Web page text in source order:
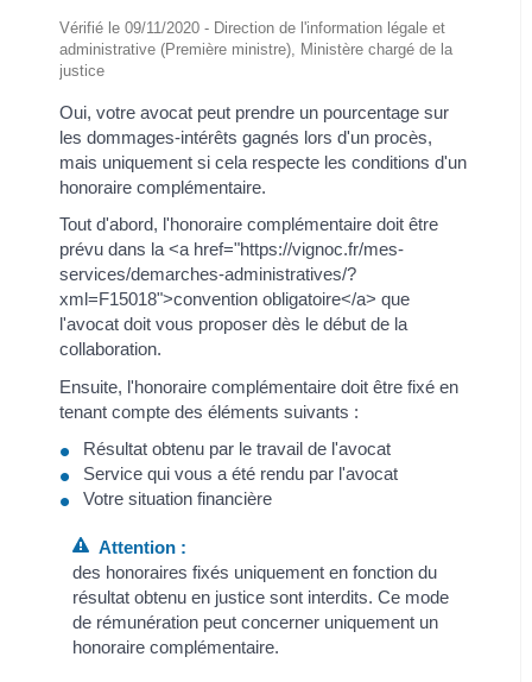
Vérifié le 09/11/2020 - Direction de l'information légale et
administrative (Première ministre), Ministère chargé de la
justice
Oui, votre avocat peut prendre un pourcentage sur
les dommages-intérêts gagnés lors d'un procès,
mais uniquement si cela respecte les conditions d'un
honoraire complémentaire.
Tout d'abord, l'honoraire complémentaire doit être
prévu dans la <a href="https://vignoc.fr/mes-
services/demarches-administratives/?
xml=F15018">convention obligatoire</a> que
l'avocat doit vous proposer dès le début de la
collaboration.
Ensuite, l'honoraire complémentaire doit être fixé en
tenant compte des éléments suivants :
Résultat obtenu par le travail de l'avocat
Service qui vous a été rendu par l'avocat
Votre situation financière
Attention :
des honoraires fixés uniquement en fonction du
résultat obtenu en justice sont interdits. Ce mode
de rémunération peut concerner uniquement un
honoraire complémentaire.